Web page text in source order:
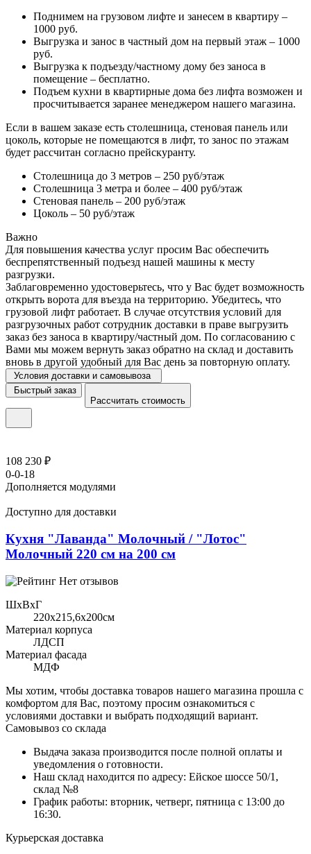
Поднимем на грузовом лифте и занесем в квартиру –
1000 руб.
Выгрузка и занос в частный дом на первый этаж – 1000
руб.
Выгрузка к подъезду/частному дому без заноса в
помещение – бесплатно.
Подъем кухни в квартирные дома без лифта возможен и
просчитывается заранее менеджером нашего магазина.
Если в вашем заказе есть столешница, стеновая панель или
цоколь, которые не помещаются в лифт, то занос по этажам
будет рассчитан согласно прейскуранту.
Столешница до 3 метров – 250 руб/этаж
Столешница 3 метра и более – 400 руб/этаж
Стеновая панель – 200 руб/этаж
Цоколь – 50 руб/этаж
Важно
Для повышения качества услуг просим Вас обеспечить
беспрепятственный подъезд нашей машины к месту
разгрузки.
Заблаговременно удостоверьтесь, что у Вас будет возможность
открыть ворота для въезда на территорию. Убедитесь, что
грузовой лифт работает. В случае отсутствия условий для
разгрузочных работ сотрудник доставки в праве выгрузить
заказ без заноса в квартиру/частный дом. По согласованию с
Вами мы можем вернуть заказ обратно на склад и доставить
вновь в другой удобный для Вас день за повторную оплату.
Условия доставки и самовывоза
Быстрый заказ
Рассчитать стоимость
108 230 ₽
0-0-18
Дополняется модулями
Доступно для доставки
Кухня "Лаванда" Молочный / "Лотос"
Молочный 220 см на 200 см
Нет отзывов
ШхВхГ
220x215,6х200см
Материал корпуса
ЛДСП
Материал фасада
МДФ
Мы хотим, чтобы доставка товаров нашего магазина прошла с
комфортом для Вас, поэтому просим ознакомиться с
условиями доставки и выбрать подходящий вариант.
Самовывоз со склада
Выдача заказа производится после полной оплаты и
уведомления о готовности.
Наш склад находится по адресу: Ейское шоссе 50/1,
склад №8
График работы: вторник, четверг, пятница с 13:00 до
16:30.
Курьерская доставка